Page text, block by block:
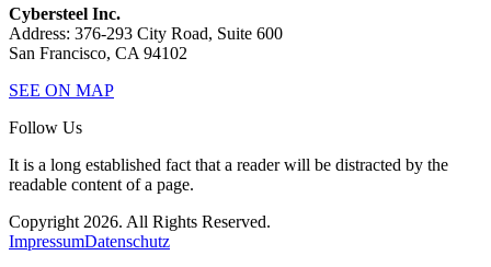
Cybersteel Inc.
Address: 376-293 City Road, Suite 600
San Francisco, CA 94102
SEE ON MAP
Follow Us
It is a long established fact that a reader will be distracted by the
readable content of a page.
Copyright 2026. All Rights Reserved.
ImpressumDatenschutz